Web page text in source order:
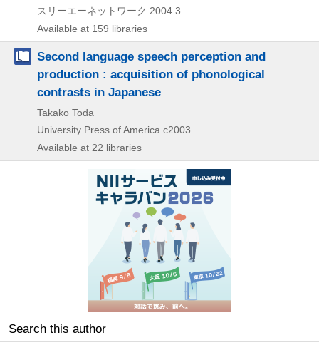
スリーエーネットワーク 2004.3
Available at 159 libraries
Second language speech perception and
production : acquisition of phonological
contrasts in Japanese
Takako Toda
University Press of America c2003
Available at 22 libraries
Search this author